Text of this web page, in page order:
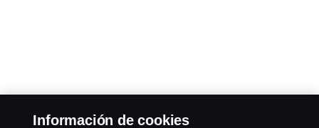
Información de cookies